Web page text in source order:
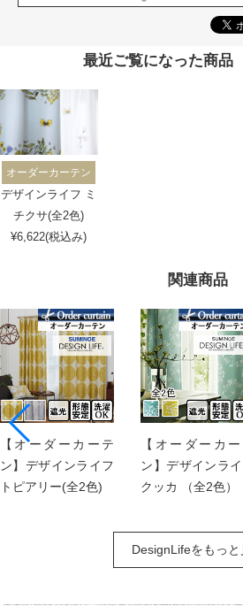
関連商品
【オーダーカーテ
ン】デザインライフ
トピアリー(全2色)
【オーダーカ
ン】デザインラ
クッカ （全2色）
DesignLifeをもっと
最近ご覧になった商品
オーダーカーテン
デザインライフ ミ
チクサ(全2色)
¥6,622(税込み)